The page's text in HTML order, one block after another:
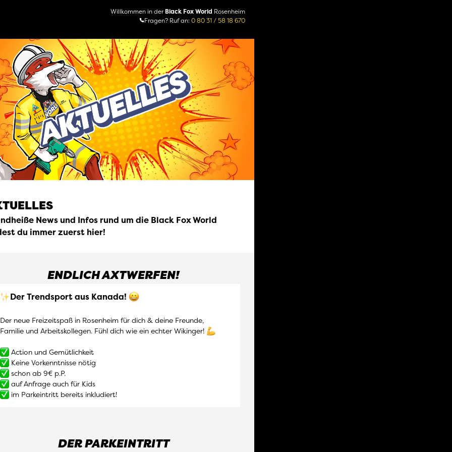
Willkommen in der Black Fox World Rosenheim
Fragen? Ruf an: 0 80 31 / 58 18 670
News und Infos rund um die Black Fox World
du immer zuerst hier!
ENDLICH AXTWERFEN!
Der Trendsport aus Kanada!
Der neue Freizeitspaß in Rosenheim für dich & deine Freunde,
Familie und Arbeitskollegen. Fühl dich wie ein echter Wikinger!
Action und Gemütlichkeit
Keine Vorkenntnisse nötig
schon ab 9€ p.P.
auf Anfrage auch für Kids
im Parkeintritt bereits inkludiert!
DER PARKEINTRITT